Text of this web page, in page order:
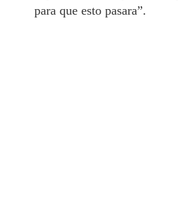
para que esto pasara”.